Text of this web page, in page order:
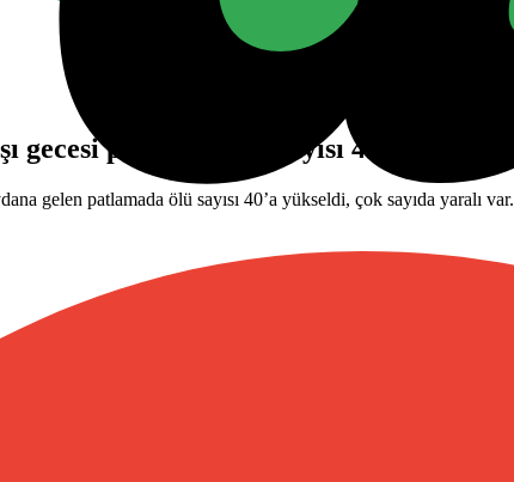
gecesi patlama: Ölü sayısı 40’a yükseldi
gelen patlamada ölü sayısı 40’a yükseldi, çok sayıda yaralı var.